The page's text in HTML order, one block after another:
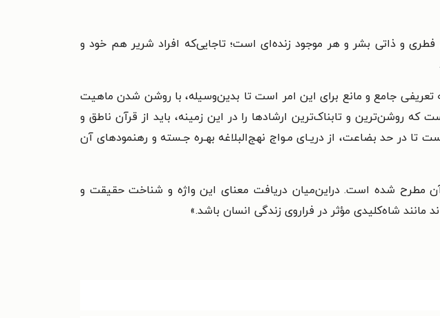
و ذاتی بشر و هر موجود زنده‌ای است؛ تاجایی‌که افراد شریر هم خود و
تعریفی جامع و مانع برای این امر است تا بدین‌وسیله، با روشن شدن ماهیت
روشن‌ترین و تابناک‌ترین ارشادها را در این زمینه، باید از قرآن ناطق و
در حد بضاعت، از دریـای مـواج نهج‌البلاغه بهـره جـسته و رهنمودهای آن
مطرح شده است. دراین‌میان دریافت معنای این واژه و شناخت حقیقت و
شاه‌کلیدی مؤثر در فراروی زندگی انسان باشد.»